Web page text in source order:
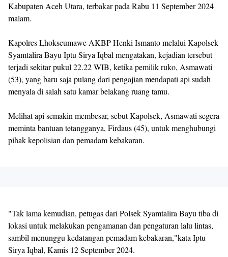
Kabupaten Aceh Utara, terbakar pada Rabu 11 September 2024
malam.
Kapolres Lhokseumawe AKBP Henki Ismanto melalui Kapolsek
Syamtalira Bayu Iptu Sirya Iqbal mengatakan, kejadian tersebut
terjadi sekitar pukul 22.22 WIB, ketika pemilik ruko, Asmawati
(53), yang baru saja pulang dari pengajian mendapati api sudah
menyala di salah satu kamar belakang ruang tamu.
Melihat api semakin membesar, sebut Kapolsek, Asmawati segera
meminta bantuan tetangganya, Firdaus (45), untuk menghubungi
pihak kepolisian dan pemadam kebakaran.
"Tak lama kemudian, petugas dari Polsek Syamtalira Bayu tiba di
lokasi untuk melakukan pengamanan dan pengaturan lalu lintas,
sambil menunggu kedatangan pemadam kebakaran,"kata Iptu
Sirya Iqbal, Kamis 12 September 2024.